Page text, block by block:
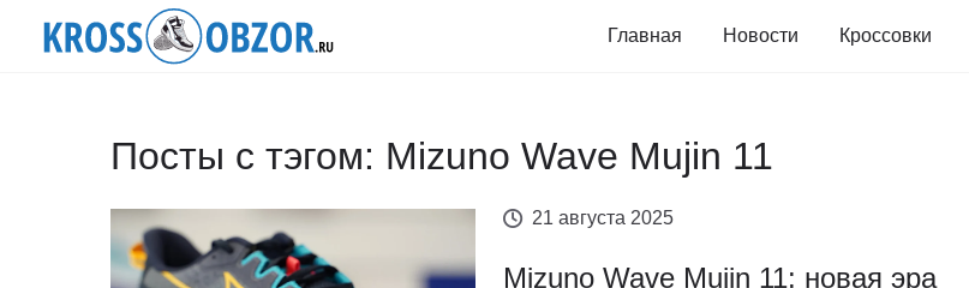
Главная Новости Кроссовки
Посты с тэгом: Mizuno Wave Mujin 11
21 августа 2025
Mizuno Wave Mujin 11: новая эра